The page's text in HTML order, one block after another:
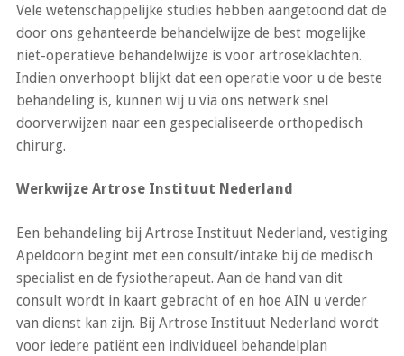
Vele wetenschappelijke studies hebben aangetoond dat de
door ons gehanteerde behandelwijze de best mogelijke
niet-operatieve behandelwijze is voor artroseklachten.
Indien onverhoopt blijkt dat een operatie voor u de beste
behandeling is, kunnen wij u via ons netwerk snel
doorverwijzen naar een gespecialiseerde orthopedisch
chirurg.
Werkwijze Artrose Instituut Nederland
Een behandeling bij Artrose Instituut Nederland, vestiging
Apeldoorn begint met een consult/intake bij de medisch
specialist en de fysiotherapeut. Aan de hand van dit
consult wordt in kaart gebracht of en hoe AIN u verder
van dienst kan zijn. Bij Artrose Instituut Nederland wordt
voor iedere patiënt een individueel behandelplan